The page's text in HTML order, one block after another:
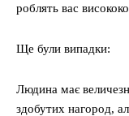
роблять вас
Ще були випадки:
Людина має
здобутих нагород,